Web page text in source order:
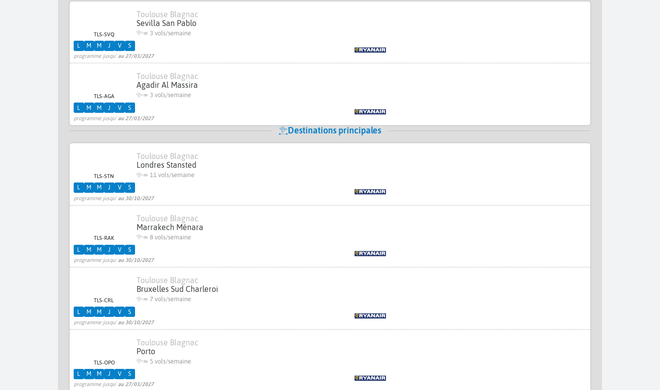
TLS-SVQ
Toulouse Blagnac
Sevilla San Pablo
≃ 3 vols/semaine
programme jusqu'au 27/03/2027
L M M J V S
TLS-AGA
Toulouse Blagnac
Agadir Al Massira
≃ 3 vols/semaine
programme jusqu'au 27/03/2027
L M M J V S
Destinations principales
TLS-STN
Toulouse Blagnac
Londres Stansted
≃ 11 vols/semaine
programme jusqu'au 30/10/2027
L M M J V S
TLS-RAK
Toulouse Blagnac
Marrakech Ménara
≃ 8 vols/semaine
programme jusqu'au 30/10/2027
L M M J V S
TLS-CRL
Toulouse Blagnac
Bruxelles Sud Charleroi
≃ 7 vols/semaine
programme jusqu'au 30/10/2027
L M M J V S
TLS-OPO
Toulouse Blagnac
Porto
≃ 5 vols/semaine
programme jusqu'au 27/03/2027
L M M J V S